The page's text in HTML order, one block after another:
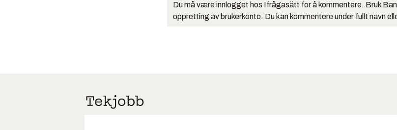
Du må være innlogget hos Ifrågasätt for å kommentere. Bruk
oppretting av brukerkonto. Du kan kommentere under fullt navn